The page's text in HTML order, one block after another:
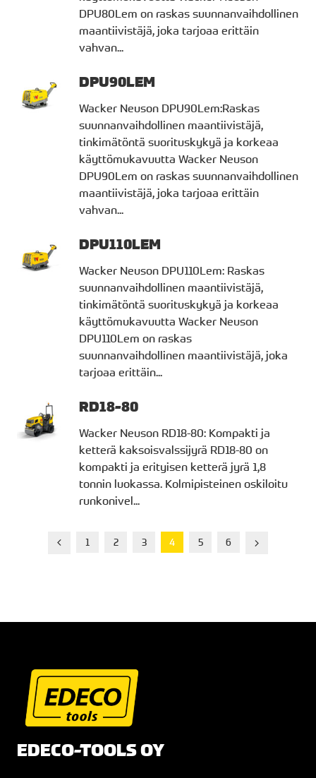
DPU80Lem on raskas suunnanvaihdollinen
maantiivistäjä, joka tarjoaa erittäin
vahvan...
DPU90LEM
Wacker Neuson DPU90Lem:Raskas
suunnanvaihdollinen maantiivistäjä,
tinkimätöntä suorituskykyä ja korkeaa
käyttömukavuutta Wacker Neuson
DPU90Lem on raskas suunnanvaihdollinen
maantiivistäjä, joka tarjoaa erittäin
vahvan...
DPU110LEM
Wacker Neuson DPU110Lem: Raskas
suunnanvaihdollinen maantiivistäjä,
tinkimätöntä suorituskykyä ja korkeaa
käyttömukavuutta Wacker Neuson
DPU110Lem on raskas
suunnanvaihdollinen maantiivistäjä, joka
tarjoaa erittäin...
RD18-80
Wacker Neuson RD18-80: Kompakti ja
ketterä kaksoisvalssijyrä RD18-80 on
kompakti ja erityisen ketterä jyrä 1,8
tonnin luokassa. Kolmipisteinen oskiloitu
runkonivel...
Edellinen
1 2 3 4 5 6
EDECO-TOOLS OY